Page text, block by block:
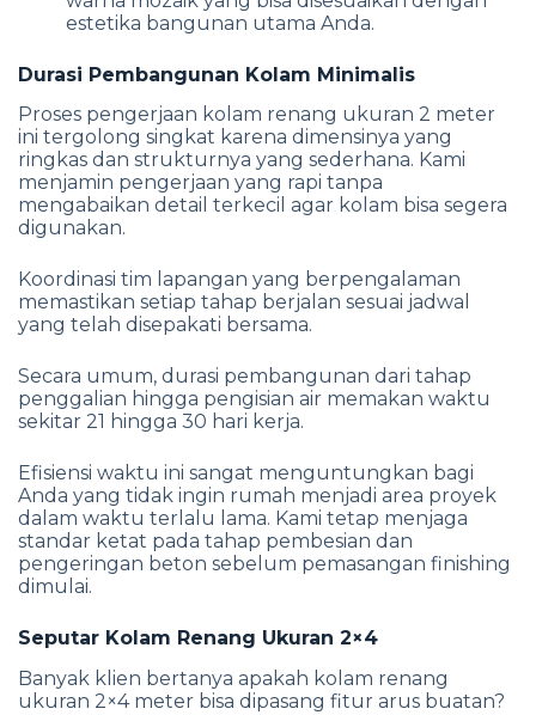
estetika bangunan utama Anda.
Durasi Pembangunan Kolam Minimalis
Proses pengerjaan kolam renang ukuran 2 meter
ini tergolong singkat karena dimensinya yang
ringkas dan strukturnya yang sederhana. Kami
menjamin pengerjaan yang rapi tanpa
mengabaikan detail terkecil agar kolam bisa segera
digunakan.
Koordinasi tim lapangan yang berpengalaman
memastikan setiap tahap berjalan sesuai jadwal
yang telah disepakati bersama.
Secara umum, durasi pembangunan dari tahap
penggalian hingga pengisian air memakan waktu
sekitar 21 hingga 30 hari kerja.
Efisiensi waktu ini sangat menguntungkan bagi
Anda yang tidak ingin rumah menjadi area proyek
dalam waktu terlalu lama. Kami tetap menjaga
standar ketat pada tahap pembesian dan
pengeringan beton sebelum pemasangan finishing
dimulai.
Seputar Kolam Renang Ukuran 2×4
Banyak klien bertanya apakah kolam renang
ukuran 2×4 meter bisa dipasang fitur arus buatan?